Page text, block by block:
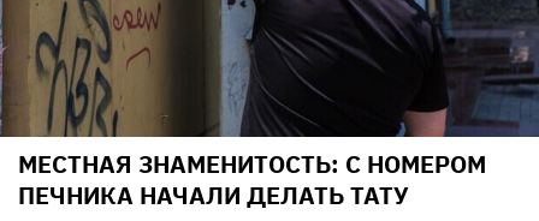
МЕСТНАЯ ЗНАМЕНИТОСТЬ: С НОМЕРОМ
ПЕЧНИКА НАЧАЛИ ДЕЛАТЬ ТАТУ